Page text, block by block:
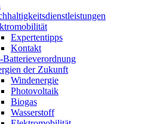
Expertentipps
Kontakt
Batterieverordnung
der Zukunft
Windenergie
Photovoltaik
Biogas
Wasserstoff